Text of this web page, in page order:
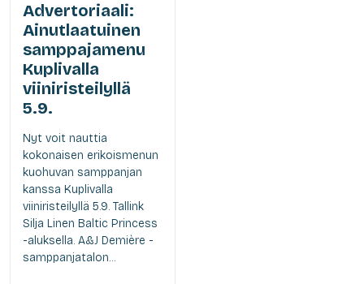
Advertoriaali:
Ainutlaatuinen
samppajamenu
Kuplivalla
viiniristeilyllä
5.9.
Nyt voit nauttia
kokonaisen erikoismenun
kuohuvan samppanjan
kanssa Kuplivalla
viiniristeilyllä 5.9. Tallink
Silja Linen Baltic Princess
-aluksella. A&J Demière -
samppanjatalon...